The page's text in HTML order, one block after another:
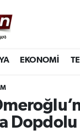
EKONOMİ
Dopdolu
Durumu ve